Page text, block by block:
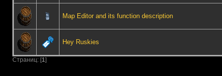
Map Editor and its function description
Hey Ruskies
Страниц: [1]